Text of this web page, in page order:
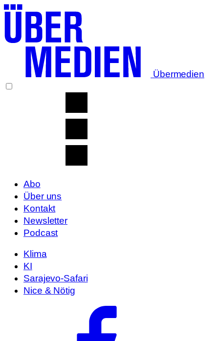
Übermedien
Abo
Über uns
Kontakt
Newsletter
Podcast
Klima
KI
Sarajevo-Safari
Nice & Nötig